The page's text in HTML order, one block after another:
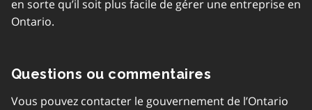
en sorte qu’il soit plus facile de gérer une entreprise en
Ontario.
Questions ou commentaires
Vous pouvez contacter le gouvernement de l’Ontario